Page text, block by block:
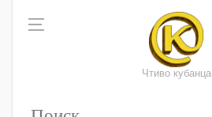
Чтиво кубанца